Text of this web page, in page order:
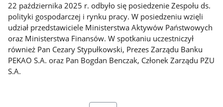
22 października 2025 r. odbyło się posiedzenie Zespołu ds.
polityki gospodarczej i rynku pracy. W posiedzeniu wzięli
udział przedstawiciele Ministerstwa Aktywów Państwowych
oraz Ministerstwa Finansów. W spotkaniu uczestniczył
również Pan Cezary Stypułkowski, Prezes Zarządu Banku
PEKAO S.A. oraz Pan Bogdan Benczak, Członek Zarządu PZU
S.A.